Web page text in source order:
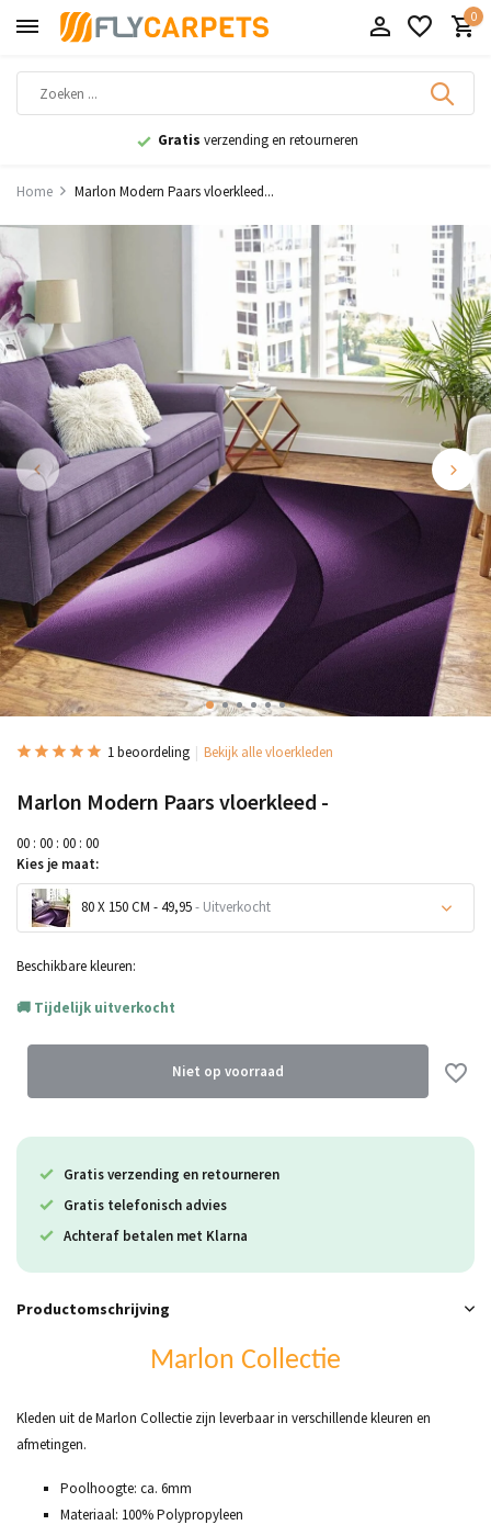
0
Gratis verzending en retourneren
Home Marlon Modern Paars vloerkleed...
1 beoordeling Bekijk alle vloerkleden
Marlon Modern Paars vloerkleed -
00 : 00 : 00 : 00
Kies je maat:
80 X 150 CM - 49,95- Uitverkocht
Uitverkocht
Beschikbare kleuren:
Tijdelijk uitverkocht
Niet op voorraad
Gratis verzending en retourneren
Gratis telefonisch advies
Achteraf betalen met Klarna
Productomschrijving
Marlon Collectie
Kleden uit de Marlon Collectie zijn leverbaar in verschillende kleuren en
afmetingen.
Poolhoogte: ca. 6mm
Materiaal: 100% Polypropyleen